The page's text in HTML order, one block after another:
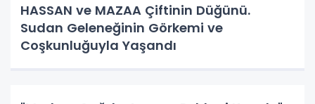
HASSAN ve MAZAA Çiftinin Düğünü.
Sudan Geleneğinin Görkemi ve
Coşkunluğuyla Yaşandı